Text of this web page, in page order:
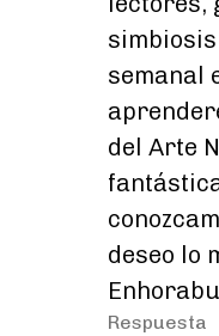
semanal
del Arte
deseo lo
Respuesta